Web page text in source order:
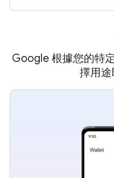
Google 根據您的特
擇用途